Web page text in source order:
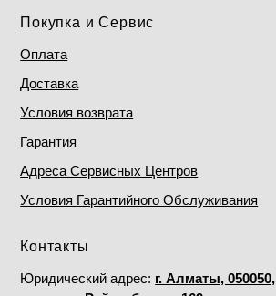
Покупка и Сервис
Оплата
Доставка
Условия возврата
Гарантия
Адреса Сервисных Центров
Условия Гарантийного Обслуживания
Контакты
Юридический адрес: г. Алматы, 050050,